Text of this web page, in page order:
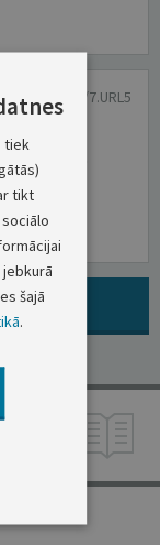
OP 2025/7.URL5
tiek
tikt
šajā
.